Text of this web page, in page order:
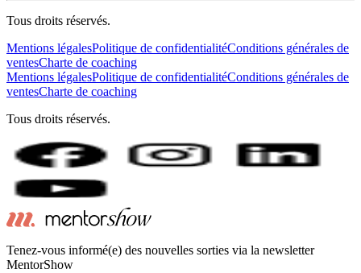
Tous droits réservés.
Mentions légalesPolitique de confidentialitéConditions générales de
ventesCharte de coaching
Mentions légalesPolitique de confidentialitéConditions générales de
ventesCharte de coaching
Tous droits réservés.
Tenez-vous informé(e) des nouvelles sorties via la newsletter
MentorShow